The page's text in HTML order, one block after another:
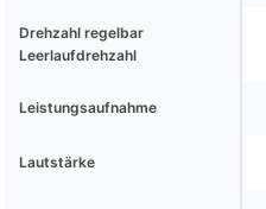
Drehzahl regelbar
Leerlaufdrehzahl
Leistungsaufnahme
Lautstärke